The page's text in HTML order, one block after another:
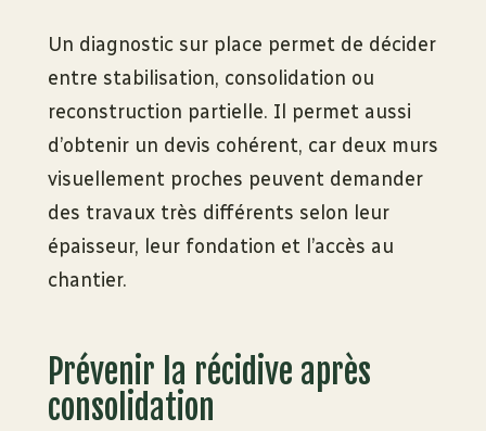
Un diagnostic sur place permet de décider
entre stabilisation, consolidation ou
reconstruction partielle. Il permet aussi
d’obtenir un devis cohérent, car deux murs
visuellement proches peuvent demander
des travaux très différents selon leur
épaisseur, leur fondation et l’accès au
chantier.
Prévenir la récidive après
consolidation